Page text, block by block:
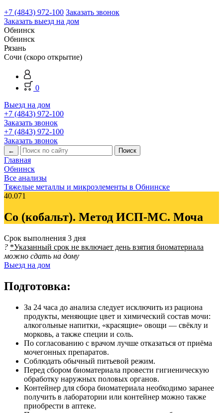
+7 (4843) 972-100 Заказать звонок
Заказать выезд на дом
Обнинск
Обнинск
Рязань
Сочи (скоро открытие)
0
Выезд на дом
+7 (4843) 972-100
Заказать звонок
+7 (4843) 972-100
Заказать звонок
←
Главная
Обнинск
Все анализы
Тяжелые металлы и микроэлементы в Обнинске
40.071
Co (кобальт). Метод ИСП-МС. Моча
Срок выполнения 3 дня
? *Указанный срок не включает день взятия биоматериала
можно сдать на дому
Выезд на дом
Подготовка:
За 24 часа до анализа следует исключить из рациона
продукты, меняющие цвет и химический состав мочи:
алкогольные напитки, «красящие» овощи — свёклу и
морковь, а также специи и соль.
По согласованию с врачом лучше отказаться от приёма
мочегонных препаратов.
Соблюдать обычный питьевой режим.
Перед сбором биоматериала провести гигиеническую
обработку наружных половых органов.
Контейнер для сбора биоматериала необходимо заранее
получить в лаборатории или контейнер можно также
приобрести в аптеке.